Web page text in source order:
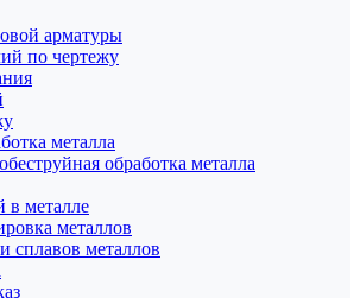
арматуры
по чертежу
металла
обработка металла
в металле
металлов
сплавов металлов